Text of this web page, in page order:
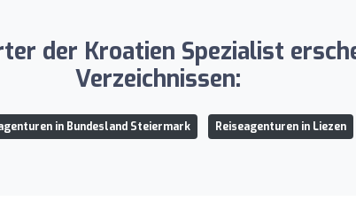
der Kroatien Spezialist
Verzeichnissen:
in Bundesland Steiermark Reiseagenturen in Liezen